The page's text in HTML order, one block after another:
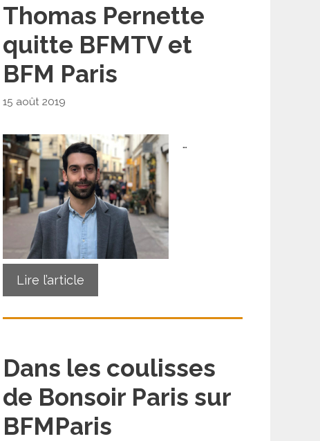
Thomas Pernette
quitte BFMTV et
BFM Paris
15 août 2019
…
Lire l’article
Dans les coulisses
de Bonsoir Paris sur
BFMParis